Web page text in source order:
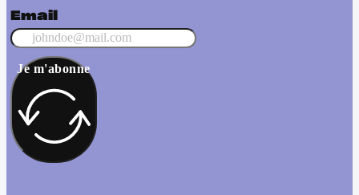
Email
Je m'abonne